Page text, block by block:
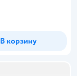
В корзину